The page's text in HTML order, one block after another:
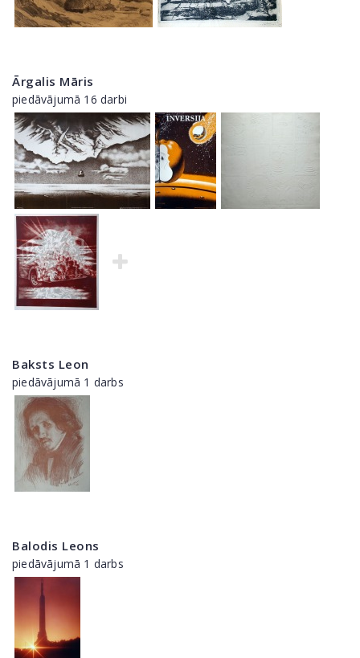
Ārgalis Māris
piedāvājumā 16 darbi
Baksts Leon
piedāvājumā 1 darbs
Balodis Leons
piedāvājumā 1 darbs